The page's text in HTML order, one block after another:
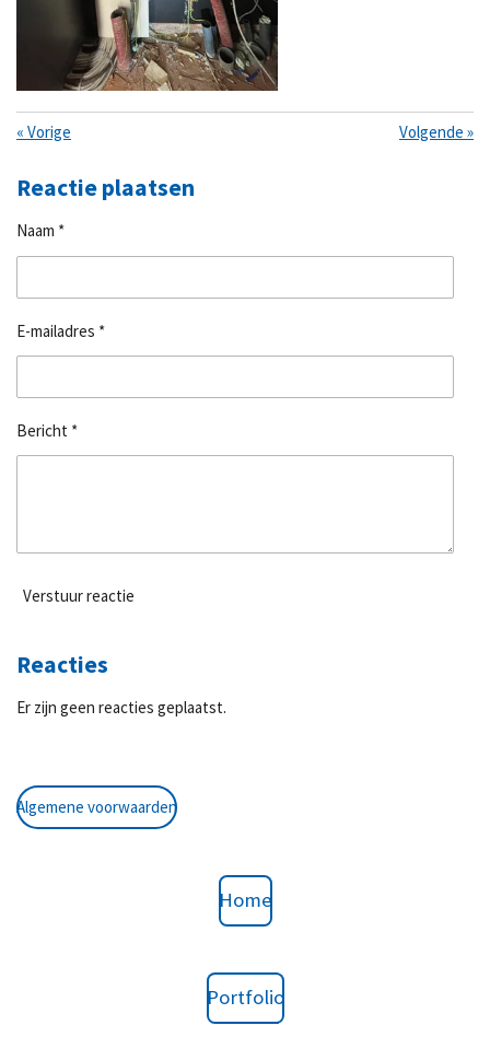
« Vorige Volgende »
Reactie plaatsen
Naam *
E-mailadres *
Bericht *
Verstuur reactie
Reacties
Er zijn geen reacties geplaatst.
Algemene voorwaarden
Home
Portfolio